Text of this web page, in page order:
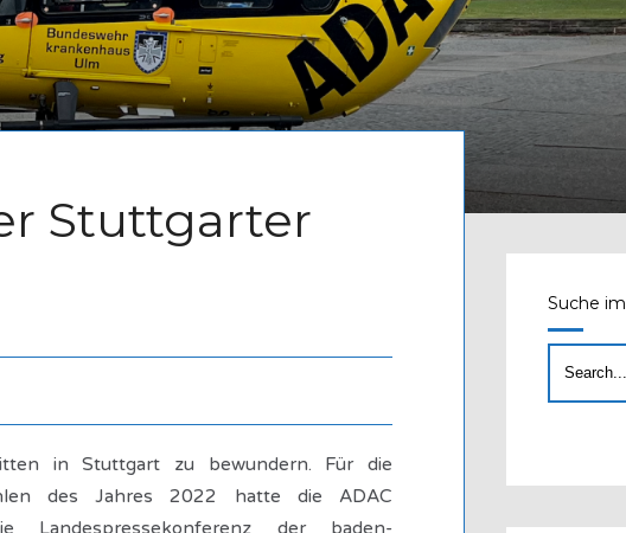
Stuttgarter
in Stuttgart zu bewundern. Für die
des Jahres 2022 hatte die ADAC
der baden-
Suche